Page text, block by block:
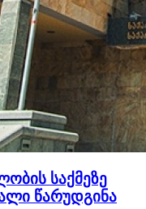
საქმეზე
წარუდგინა